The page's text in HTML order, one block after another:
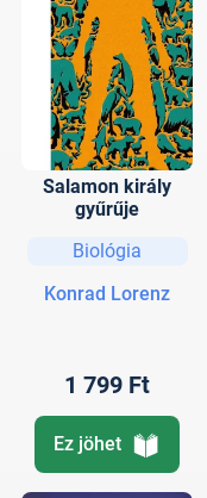
Salamon király
gyűrűje
Biológia
Konrad Lorenz
1 799 Ft
Ez jöhet